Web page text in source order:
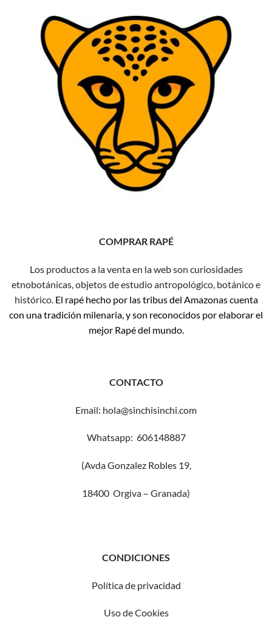
COMPRAR RAPÉ
Los productos a la venta en la web son curiosidades
etnobotánicas, objetos de estudio antropológico, botánico e
histórico. El rapé hecho por las tribus del Amazonas cuenta
con una tradición milenaria, y son reconocidos por elaborar el
mejor Rapé del mundo.
CONTACTO
Email: hola@sinchisinchi.com
Whatsapp: 606148887
(Avda Gonzalez Robles 19,
18400 Orgiva – Granada)
CONDICIONES
Política de privacidad
Uso de Cookies